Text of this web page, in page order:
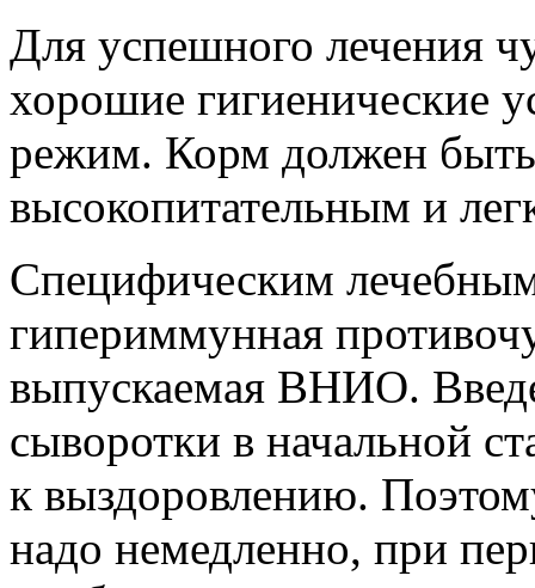
Для успешного лечения
хорошие гигиенические
режим. Корм должен
высокопитательным и
Специфическим лечебным
гипериммунная
выпускаемая ВНИО.
сыворотки в начальной
к выздоровлению.
надо немедленно, при